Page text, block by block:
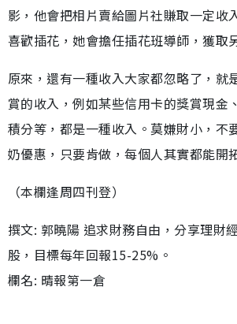
影，他會把相片賣給圖片社賺取一定收
喜歡插花，她會擔任插花班導師，獲取
原來，還有一種收入大家都忽略了，就
賞的收入，例如某些信用卡的獎賞現金
積分等，都是一種收入。莫嫌財小，不
奶優惠，只要肯做，每個人其實都能開
（本欄逢周四刊登）
撰文: 郭曉陽 追求財務自由，分享理財
股，目標每年回報15-25%。
欄名: 晴報第一倉